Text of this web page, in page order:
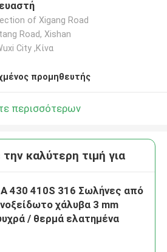
of Xigang Road
Road, Xishan
City ,Κίνα
προμηθευτής
περισσότερων
καλύτερη τιμή για
430 410S 316 Σωλήνες από
χάλυβα 3 mm
/ θερμά ελατημένα